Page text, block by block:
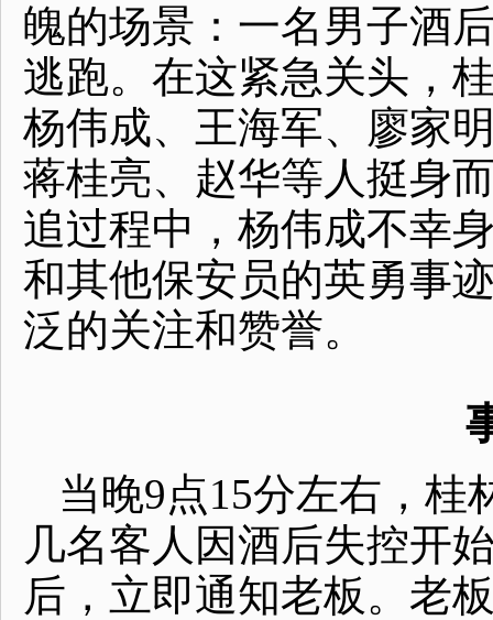
魄的场景：一名男子酒
逃跑。在这紧急关头，
杨伟成、王海军、廖家
蒋桂亮、赵华等人挺身
追过程中，杨伟成不幸
和其他保安员的英勇事
泛的关注和赞誉。
当晚9点15分左右，桂
几名客人因酒后失控开
后，立即通知老板。老